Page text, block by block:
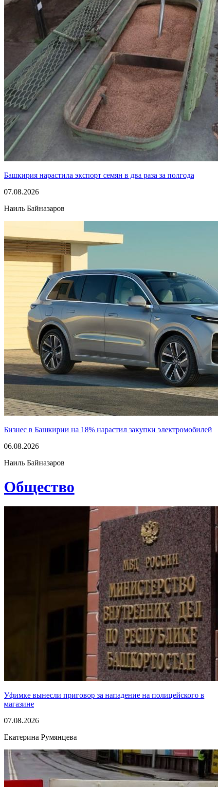
Башкирия нарастила экспорт семян в два раза за полгода
07.08.2026
Наиль Байназаров
Бизнес в Башкирии на 18% нарастил закупки электромобилей
06.08.2026
Наиль Байназаров
Общество
Уфимке вынесли приговор за нападение на полицейского в
магазине
07.08.2026
Екатерина Румянцева